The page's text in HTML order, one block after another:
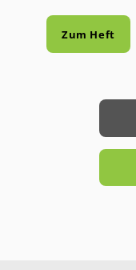
Zum Heft